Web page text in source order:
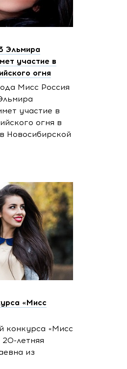
Эльмира
участие в
огня
Мисс Россия
участие в
огня в
Новосибирской
«Мисс
конкурса «Мисс
летняя
из